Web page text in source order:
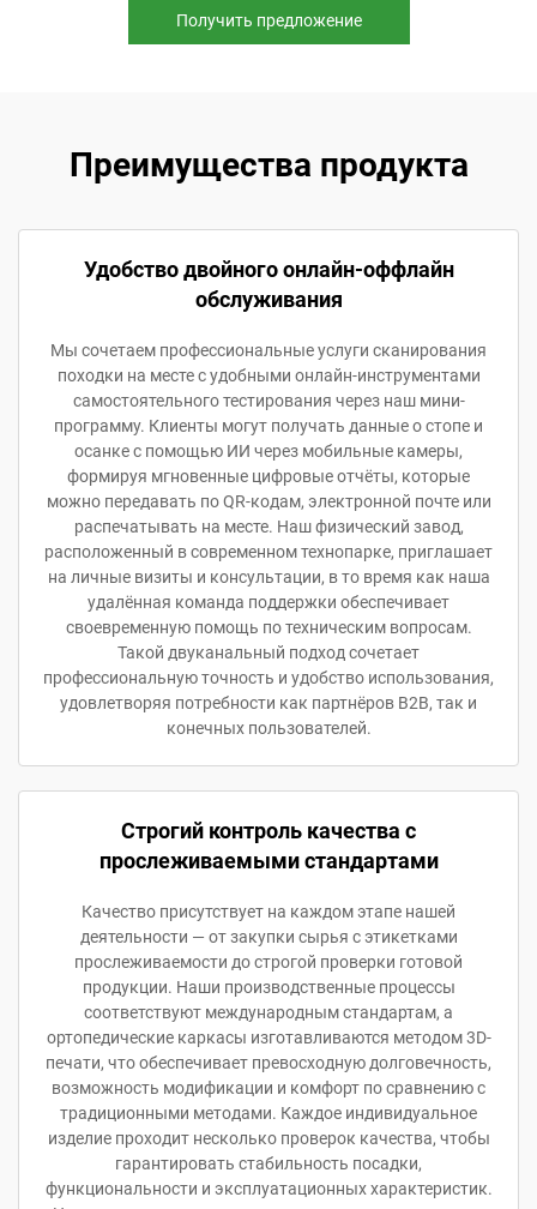
Получить предложение
Преимущества продукта
Удобство двойного онлайн-оффлайн
обслуживания
Мы сочетаем профессиональные услуги сканирования
походки на месте с удобными онлайн-инструментами
самостоятельного тестирования через наш мини-
программу. Клиенты могут получать данные о стопе и
осанке с помощью ИИ через мобильные камеры,
формируя мгновенные цифровые отчёты, которые
можно передавать по QR-кодам, электронной почте или
распечатывать на месте. Наш физический завод,
расположенный в современном технопарке, приглашает
на личные визиты и консультации, в то время как наша
удалённая команда поддержки обеспечивает
своевременную помощь по техническим вопросам.
Такой двуканальный подход сочетает
профессиональную точность и удобство использования,
удовлетворяя потребности как партнёров B2B, так и
конечных пользователей.
Строгий контроль качества с
прослеживаемыми стандартами
Качество присутствует на каждом этапе нашей
деятельности — от закупки сырья с этикетками
прослеживаемости до строгой проверки готовой
продукции. Наши производственные процессы
соответствуют международным стандартам, а
ортопедические каркасы изготавливаются методом 3D-
печати, что обеспечивает превосходную долговечность,
возможность модификации и комфорт по сравнению с
традиционными методами. Каждое индивидуальное
изделие проходит несколько проверок качества, чтобы
гарантировать стабильность посадки,
функциональности и эксплуатационных характеристик.